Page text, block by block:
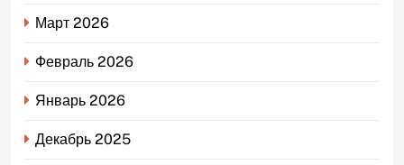
Март 2026
Февраль 2026
Январь 2026
Декабрь 2025